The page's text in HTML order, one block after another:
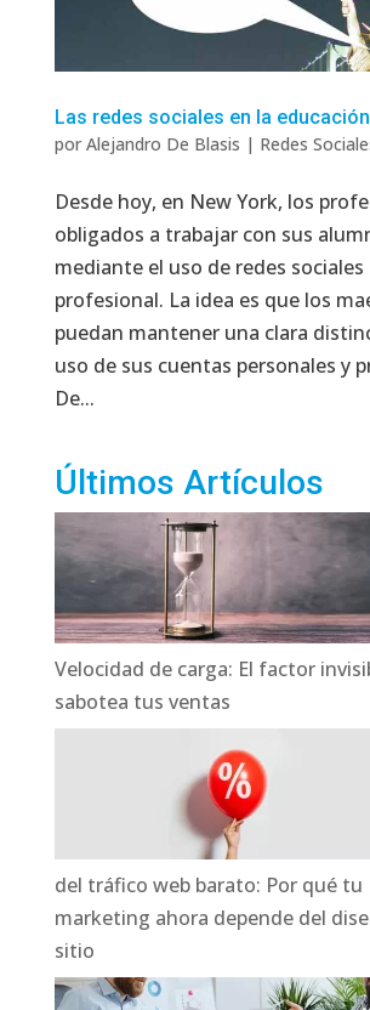
Las redes sociales en la educación
por Alejandro De Blasis | Redes
Desde hoy, en New York, los
obligados a trabajar con sus
mediante el uso de redes
profesional. La idea es que los
puedan mantener una clara
uso de sus cuentas personales y
De...
Últimos Artículos
Velocidad de carga: El factor
sabotea tus ventas
del tráfico web barato: Por qué tu
marketing ahora depende del
sitio